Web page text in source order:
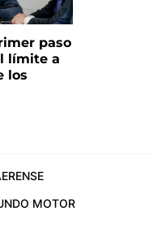
paso
límite a
los
MOTOR